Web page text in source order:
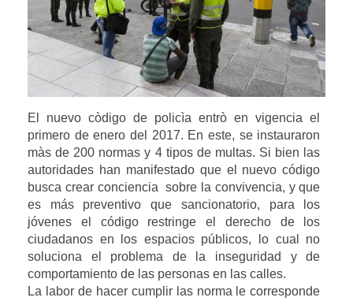
El nuevo còdigo de policìa entrò en vigencia el
primero de enero del 2017. En este, se instauraron
màs de 200 normas y 4 tipos de multas. Si bien las
autoridades han manifestado que el nuevo código
busca crear conciencia  sobre la convivencia, y que
es más preventivo que sancionatorio, para los
jóvenes el código restringe el derecho de los
ciudadanos en los espacios públicos, lo cual no
soluciona el problema de la inseguridad y de
comportamiento de las personas en las calles.
La labor de hacer cumplir las norma le corresponde